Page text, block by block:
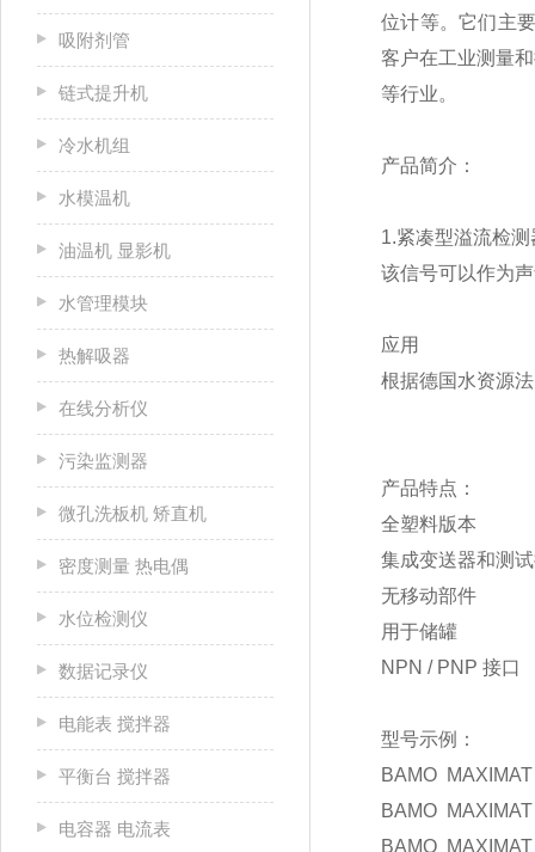
吸附剂管
链式提升机
冷水机组
水模温机
油温机 显影机
水管理模块
热解吸器
在线分析仪
污染监测器
微孔洗板机 矫直机
密度测量 热电偶
水位检测仪
数据记录仪
电能表 搅拌器
平衡台 搅拌器
电容器 电流表
位计等。它们主
客户在工业测量
等行业。
产品简介：
1.紧凑型溢流检
该信号可以作为
应用
根据德国水资源
产品特点：
全塑料版本
集成变送器和测
无移动部件
用于储罐
NPN / PNP 接口
型号示例：
BAMO
BAMO
BAMO